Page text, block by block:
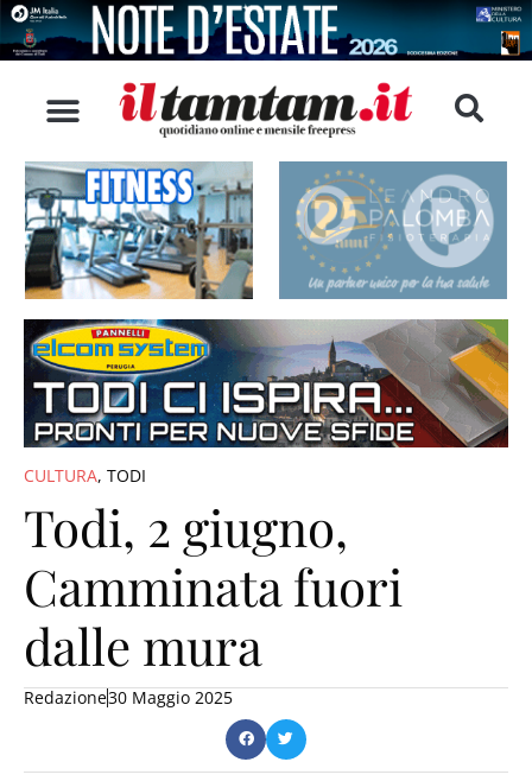
CULTURA, TODI
Todi, 2 giugno,
Camminata fuori
dalle mura
Redazione30 Maggio 2025